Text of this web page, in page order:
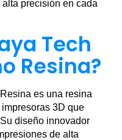
precisión en cada
Tech
Resina?
es una resina
3D que
diseño innovador
de alta